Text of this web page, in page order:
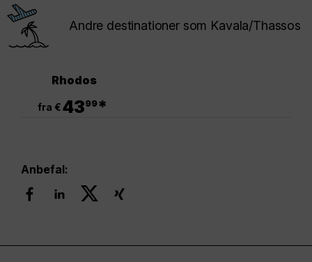
Andre destinationer som Kavala/Thassos
Rhodos
fra €4399*
Anbefal: